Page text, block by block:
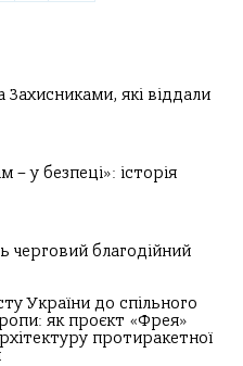
які віддали
– у безпеці»: історія
черговий благодійний
України до спільного
як проєкт «Фрея»
протиракетної